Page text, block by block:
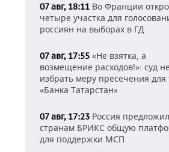
07 авг, 18:11 Во Франции
четыре участка для
россиян на выборах в ГД
07 авг, 17:55 «Не взятка, а
возмещение расходов!»: суд
избрать меру пресечения для
«Банка Татарстан»
07 авг, 17:23 Россия
странам БРИКС общую
для поддержки МСП